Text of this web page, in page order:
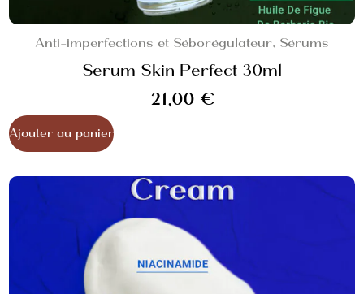
Anti-imperfections et Séborégulateur, Sérums
Serum Skin Perfect 30ml
21,00 €
Ajouter au panier